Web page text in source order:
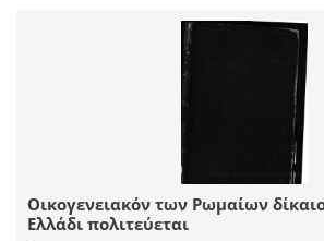
Οικογενειακόν των Ρωμαίων
Ελλάδι πολιτεύεται